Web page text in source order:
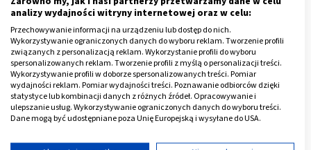
nadtwardówkowego zalicza się:
zaburzenia świadomości(tzw. przejaśnienia
świadomości), które polegają na tym, że
osoba początkowo traci świadomość, a
następnie ją odzyskuje na kilkadziesiąt minut
lub kilka godzin a następnie ponownie ją traci;
analizy wydajności witryny internetowej oraz w celu:
Przechowywanie informacji na urządzeniu lub dostęp do nich.
Wykorzystywanie ograniczonych danych do wyboru reklam. Tworzenie profili
związanych z personalizacją reklam. Wykorzystanie profili do wyboru
spersonalizowanych reklam. Tworzenie profili z myślą o personalizacji treści.
Wykorzystywanie profili w doborze spersonalizowanych treści. Pomiar
wydajności reklam. Pomiar wydajności treści. Poznawanie odbiorców dzięki
statystyce lub kombinacji danych z różnych źródeł. Opracowywanie i
ulepszanie usług. Wykorzystywanie ograniczonych danych do wyboru treści.
Dane mogą być udostępniane poza Unię Europejską i wysyłane do USA.